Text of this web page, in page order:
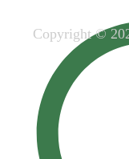
Copyright ©